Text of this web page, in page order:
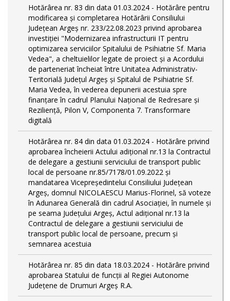
Hotărârea nr. 83 din data 01.03.2024 - Hotărâre pentru
modificarea și completarea Hotărârii Consiliului
Județean Argeș nr. 233/22.08.2023 privind aprobarea
investiției "Modernizarea infrastructurii IT pentru
optimizarea serviciilor Spitalului de Psihiatrie Sf. Maria
Vedea", a cheltuielilor legate de proiect și a Acordului
de parteneriat încheiat între Unitatea Administrativ-
Teritorială Județul Argeș și Spitalul de Psihiatrie Sf.
Maria Vedea, în vederea depunerii acestuia spre
finanțare în cadrul Planului Național de Redresare și
Reziliență, Pilon V, Componenta 7. Transformare
digitală
Hotărârea nr. 84 din data 01.03.2024 - Hotărâre privind
aprobarea încheierii Actului adițional nr.13 la Contractul
de delegare a gestiunii serviciului de transport public
local de persoane nr.85/7178/01.09.2022 și
mandatarea Vicepreședintelui Consiliului Județean
Argeș, domnul NICOLAESCU Marius-Florinel, să voteze
în Adunarea Generală din cadrul Asociației, în numele și
pe seama Județului Argeș, Actul adițional nr.13 la
Contractul de delegare a gestiunii serviciului de
transport public local de persoane, precum și
semnarea acestuia
Hotărârea nr. 85 din data 18.03.2024 - Hotărâre privind
aprobarea Statului de funcţii al Regiei Autonome
Județene de Drumuri Argeș R.A.